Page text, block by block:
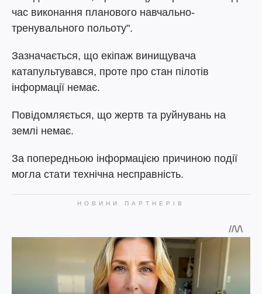
час виконання планового навчально-
тренувального польоту".
Зазначається, що екіпаж винищувача
катапультувався, проте про стан пілотів
інформації немає.
Повідомляється, що жертв та руйнувань на
землі немає.
За попередньою інформацією причиною події
могла стати технічна несправність.